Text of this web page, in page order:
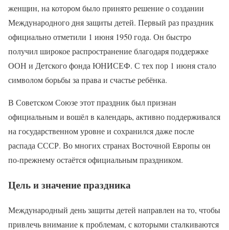
женщин, на котором было принято решение о создании
Международного дня защиты детей. Первый раз праздник
официально отметили 1 июня 1950 года. Он быстро
получил широкое распространение благодаря поддержке
ООН и Детского фонда ЮНИСЕФ. С тех пор 1 июня стало
символом борьбы за права и счастье ребёнка.
В Советском Союзе этот праздник был признан
официальным и вошёл в календарь, активно поддерживался
на государственном уровне и сохранился даже после
распада СССР. Во многих странах Восточной Европы он
по-прежнему остаётся официальным праздником.
Цель и значение праздника
Международный день защиты детей направлен на то, чтобы
привлечь внимание к проблемам, с которыми сталкиваются